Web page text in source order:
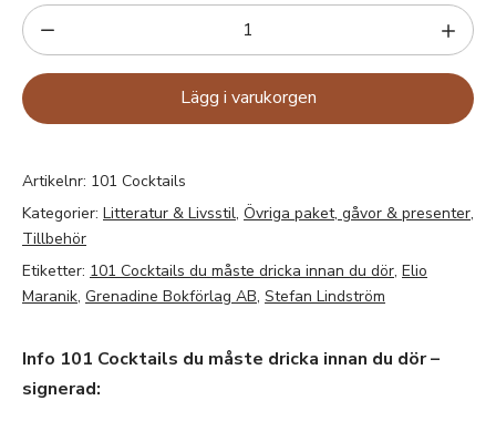
Lägg i varukorgen
Artikelnr: 101 Cocktails
Kategorier: Litteratur & Livsstil, Övriga paket, gåvor & presenter,
Tillbehör
Etiketter: 101 Cocktails du måste dricka innan du dör, Elio
Maranik, Grenadine Bokförlag AB, Stefan Lindström
Info 101 Cocktails du måste dricka innan du dör –
signerad: